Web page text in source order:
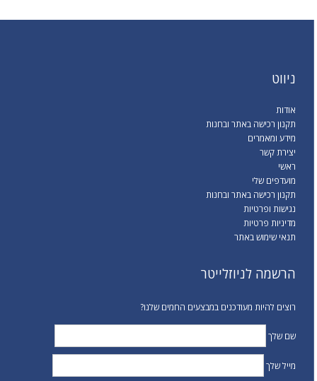
ניווט
אודות
תקנון רכישה באתר ובחנות
מידע ומאמרים
יצירת קשר
ראשי
מועדפים שלי
תקנון רכישה באתר ובחנות
נגישות ופרטיות
מדיניות פרטיות
תנאי שימוש באתר
הרשמה לניוזלייטר
רוצים להיות מעודכנים במבצעים החמים שלנו?
שם שלך
מייל שלך